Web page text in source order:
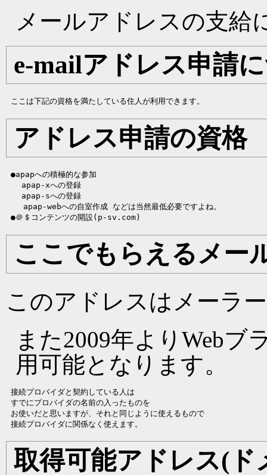
メールアドレスの支給
e-mailアドレス申請
アドレス申請の資格
●apapへの積極的な参加
apap-xへの登録
apap-sへの登録
apap-webへの自室作成 などは当然最低必要ですよね。
ここでもらえるメー
このアドレスはメーラー
また2009年よりWebブ
用可能となります。
接続プロバイダと契約している人は
すでにプロバイダの名前の入ったものを
お使いだと思いますが、それと同じように使えるもので
取得可能アドレス(ド